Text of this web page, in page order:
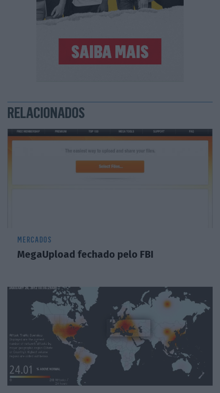
RELACIONADOS
MERCADOS
MegaUpload fechado pelo FBI